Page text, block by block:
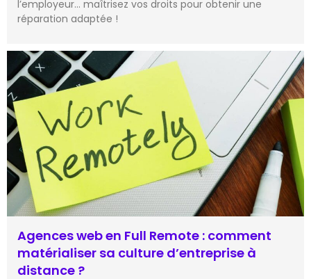
l’employeur… maîtrisez vos droits pour obtenir une
réparation adaptée !
Agences web en Full Remote : comment
matérialiser sa culture d’entreprise à
distance ?